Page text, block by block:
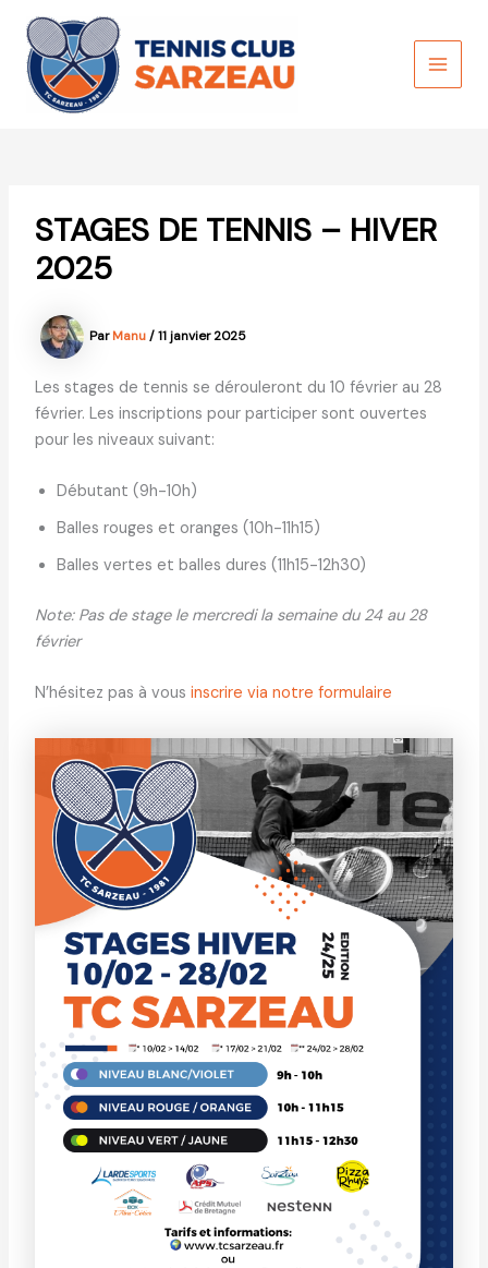
contenu
STAGES DE TENNIS – HIVER
2025
ParManu/11 janvier 2025
Les stages de tennis se dérouleront du 10 février au 28
février. Les inscriptions pour participer sont ouvertes
pour les niveaux suivant:
Débutant (9h-10h)
Balles rouges et oranges (10h-11h15)
Balles vertes et balles dures (11h15-12h30)
Note: Pas de stage le mercredi la semaine du 24 au 28
février
N’hésitez pas à vous inscrire via notre formulaire